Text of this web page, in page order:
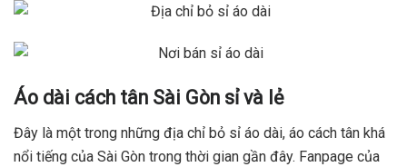
Áo dài cách tân Sài Gòn sỉ và lẻ
Đây là một trong những địa chỉ bỏ sỉ áo dài, áo cách tân khá
nổi tiếng của Sài Gòn trong thời gian gần đây. Fanpage của